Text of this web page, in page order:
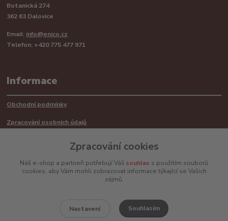
Botanická 274
362 63 Dalovice
Email: info@enico.cz
Telefon: +420 775 477 971
Informace
Obchodní podmínky
Zpracování osobních údajů
Mimosoudní řešení sporů ADR
Zpracování cookies
Náš e-shop a partneři potřebují Váš souhlas s použitím souborů
cookies, aby Vám mohli zobrazovat informace týkající se Vašich
zájmů.
Nastavení Souhlasím